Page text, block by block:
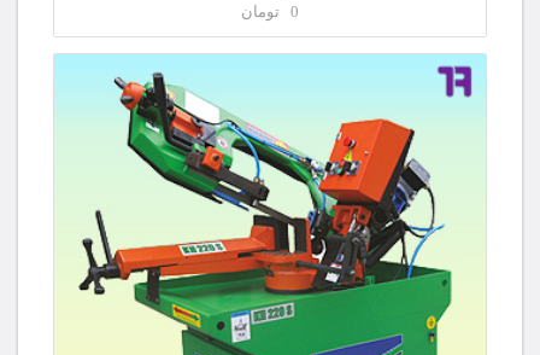
0 تومان